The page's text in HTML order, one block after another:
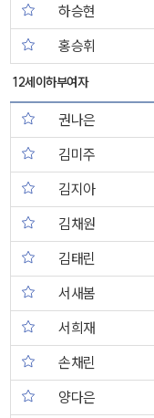
하승현
홍승휘
12세이하부여자
권나은
김미주
김지아
김채원
김태린
서새봄
서희재
손채린
양다은